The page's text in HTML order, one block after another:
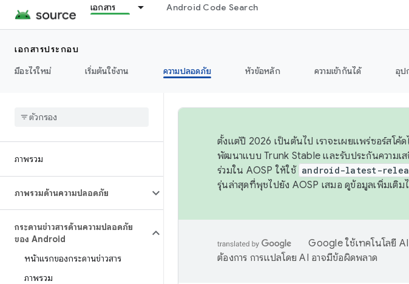
เอกสาร Android Code Search
เอกสารประกอบ
มีอะไรใหม่
เริ่มต้นใช้งาน ความปลอดภัย หัวข้อหลัก ความเข้ากันได้ อุป
ภาพรวม
ภาพรวมด้านความปลอดภัย
กระดานข่าวสารด้านความปลอดภัย
ของ Android
หน้าแรกของกระดานข่าวสาร
ภาพรวม
ตั้งแต่ปี 2026 เป็นต้นไป เราจะเผยแพร่ซอร์สโค้
พัฒนาแบบ Trunk Stable และรับประกันความเ
ร่วมใน AOSP ให้ใช้ android-latest-
รุ่นล่าสุดที่พุชไปยัง AOSP เสมอ ดูข้อมูลเพิ่มเติม
Google ใช้เทคโนโลยี
ต้องการ การแปลโดย AI อาจมีข้อผิดพลาด